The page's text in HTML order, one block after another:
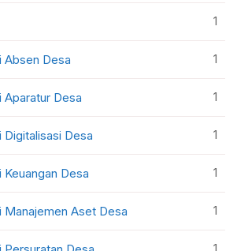
1
Absen Desa 1
Aparatur Desa 1
Digitalisasi Desa 1
Desa 1
Manajemen Aset Desa 1